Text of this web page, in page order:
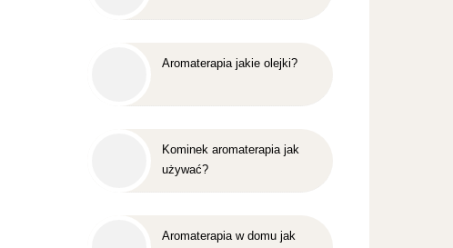
Aromaterapia jakie olejki?
Kominek aromaterapia jak
używać?
Aromaterapia w domu jak